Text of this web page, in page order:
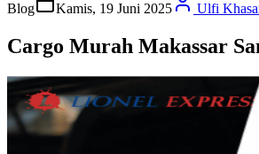
Blog
Kamis, 19 Juni 2025 Ulfi
Cargo Murah Makassar